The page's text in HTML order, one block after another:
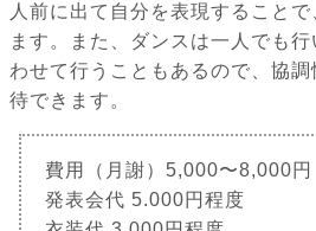
人前に出て自分を表現すること
ます。また、ダンスは一人でも
わせて行うこともあるので、協
待できます。
費用（月謝）5,000〜8,000円
発表会代 5.000円程度